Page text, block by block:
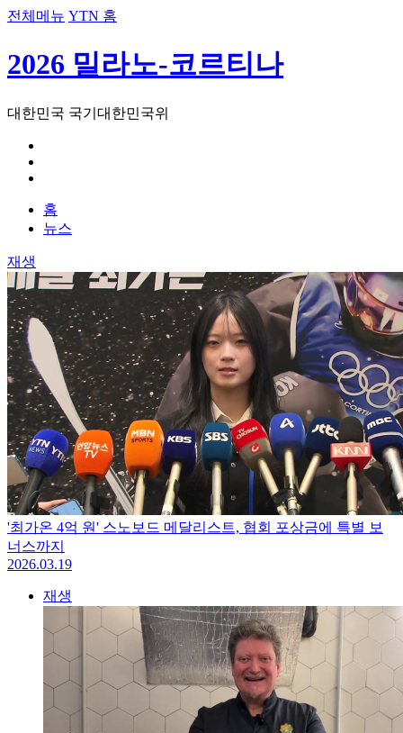
전체메뉴 YTN 홈
2026 밀라노-코르티나
대한민국 국기 대한민국위
홈
뉴스
재생
'최가온 4억 원' 스노보드 메달리스트, 협회 포상금에 특별 보
너스까지
2026.03.19
재생